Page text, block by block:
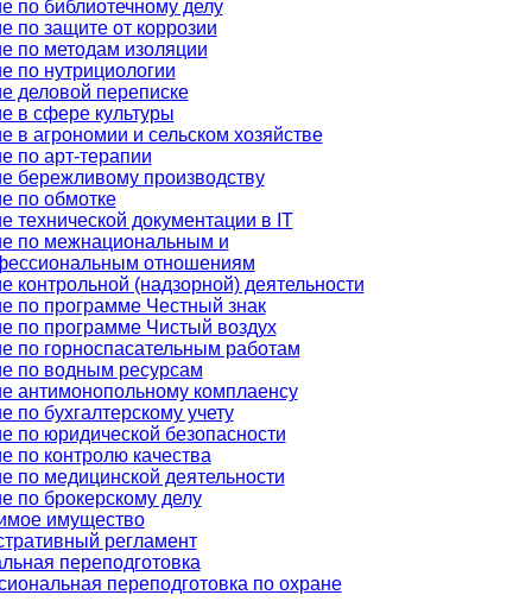
по библиотечному делу
по защите от коррозии
по методам изоляции
по нутрициологии
деловой переписке
в сфере культуры
в агрономии и сельском хозяйстве
по арт-терапии
бережливому производству
по обмотке
технической документации в IT
по межнациональным и
отношениям
контрольной (надзорной) деятельности
по программе Честный знак
по программе Чистый воздух
по горноспасательным работам
по водным ресурсам
антимонопольному комплаенсу
по бухгалтерскому учету
по юридической безопасности
по контролю качества
по медицинской деятельности
по брокерскому делу
имущество
регламент
переподготовка
переподготовка по охране